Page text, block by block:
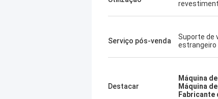
Serviço pós-venda
Suporte de
estrangeiro
Destacar
Máquina
Máquina
Fabricante